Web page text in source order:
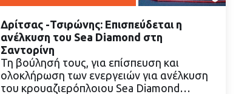
ΔΙΑΒΑΣΤΕ ΠΕΡΙΣΣΟΤΕΡΑ
Δρίτσας -Τσιρώνης: Επισπεύδεται η
ανέλκυση του Sea Diamond στη
Σαντορίνη
Τη βούλησή τους, για επίσπευση και
ολοκλήρωση των ενεργειών για ανέλκυση
του κρουαζιερόπλοιου Sea Diamond…